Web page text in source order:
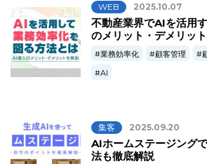
WEB 2025.10.07
不動産業界でAIを活用
のメリット・デメリッ
業務効率化 顧客管理
AI
集客 2025.09.20
AIホームステージング
法も徹底解説